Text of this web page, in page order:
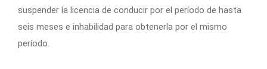
suspender la licencia de conducir por el período de hasta
seis meses e inhabilidad para obtenerla por el mismo
período.